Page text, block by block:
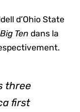
d’Ohio State
Big Ten dans la
three
first